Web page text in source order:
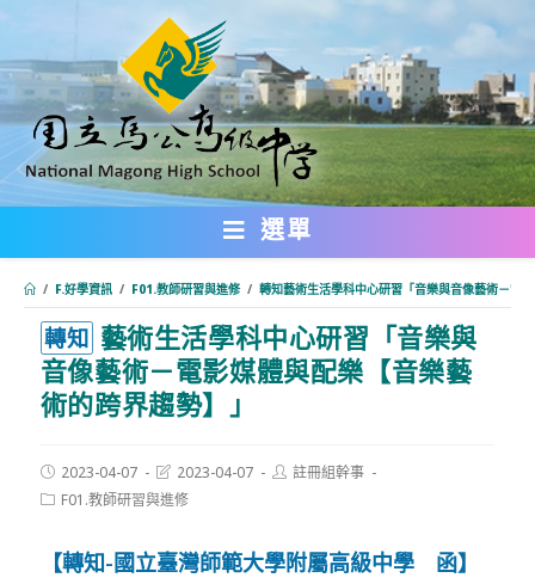
轉
主
要
內
選單
/ F.好學資訊 / F01.教師研習與進修 / 轉知藝術生活學科中心研習「音樂與音像藝術－電
轉知 藝術生活學科中心研習「音樂與
音像藝術－電影媒體與配樂【音樂藝
術的跨界趨勢】」
Post
published:
2023-04-07
Post
last
modified:
2023-04-07
Post註冊組幹事
PostF01.教師研習與進修
【轉知-國立臺灣師範大學附屬高級中學 函】